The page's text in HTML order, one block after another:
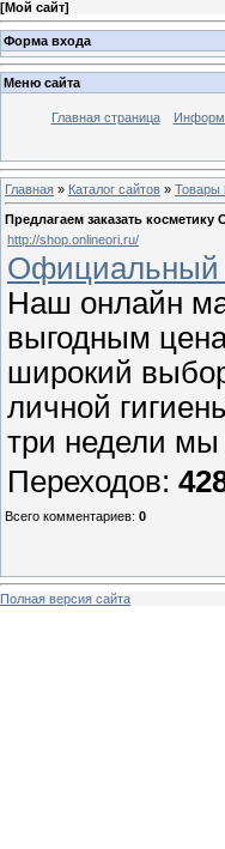
[Мой сайт]
Форма входа
Меню сайта
Главная страница
Главная » Каталог сайтов » Товары
Предлагаем заказать
http://shop.onlineori.ru/
Официальный
Наш онлайн
выгодным
широкий
личной
три недели мы
Переходов:
Всего комментариев: 0
Полная версия сайта